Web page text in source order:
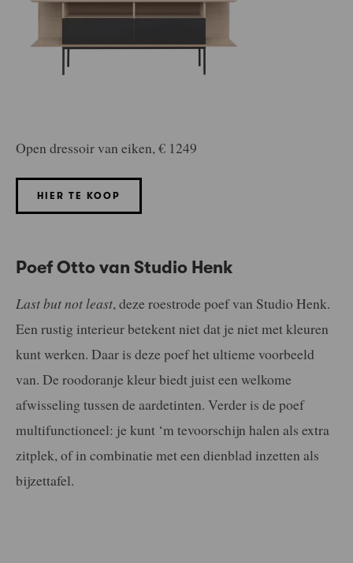
Open dressoir van eiken, € 1249
HIER TE KOOP
Poef Otto van Studio Henk
Last but not least, deze roestrode poef van Studio Henk.
Een rustig interieur betekent niet dat je niet met kleuren
kunt werken. Daar is deze poef het ultieme voorbeeld
van. De roodoranje kleur biedt juist een welkome
afwisseling tussen de aardetinten. Verder is de poef
multifunctioneel: je kunt ‘m tevoorschijn halen als extra
zitplek, of in combinatie met een dienblad inzetten als
bijzettafel.